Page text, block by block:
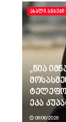
ᲐᲮᲐᲚᲘ ᲐᲛᲑᲔᲑᲘ
„ნია
ეკა
08/06/2026